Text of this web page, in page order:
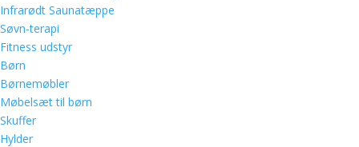
Infrarødt Saunatæppe
Søvn-terapi
Fitness udstyr
Børn
Børnemøbler
Møbelsæt til børn
Skuffer
Hylder